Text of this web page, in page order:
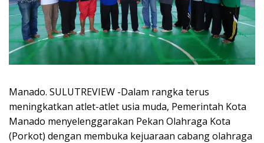
Manado. SULUTREVIEW -Dalam rangka terus
meningkatkan atlet-atlet usia muda, Pemerintah Kota
Manado menyelenggarakan Pekan Olahraga Kota
(Porkot) dengan membuka kejuaraan cabang olahraga